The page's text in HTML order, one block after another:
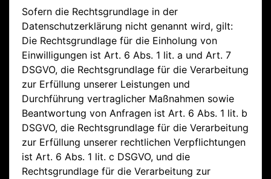
Sofern die Rechtsgrundlage in der
Datenschutzerklärung nicht genannt wird, gilt:
Die Rechtsgrundlage für die Einholung von
Einwilligungen ist Art. 6 Abs. 1 lit. a und Art. 7
DSGVO, die Rechtsgrundlage für die Verarbeitung
zur Erfüllung unserer Leistungen und
Durchführung vertraglicher Maßnahmen sowie
Beantwortung von Anfragen ist Art. 6 Abs. 1 lit. b
DSGVO, die Rechtsgrundlage für die Verarbeitung
zur Erfüllung unserer rechtlichen Verpflichtungen
ist Art. 6 Abs. 1 lit. c DSGVO, und die
Rechtsgrundlage für die Verarbeitung zur